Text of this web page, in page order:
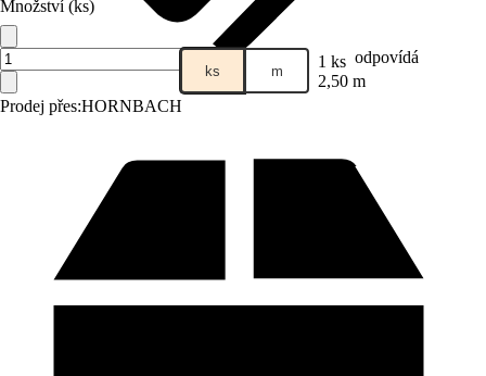
Prodej přes:HORNBACH
Množství (ks)
ks m 1 ks odpovídá
2,50 m